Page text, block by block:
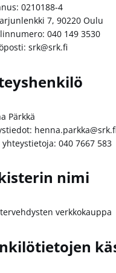
0210188-4
7, 90220 Oulu
040 149 3530
srk@srk.fi
Pärkkä
henna.parkka@srk.fi
yhteystietoja: 040 7667 583
nimi
verkkokauppa